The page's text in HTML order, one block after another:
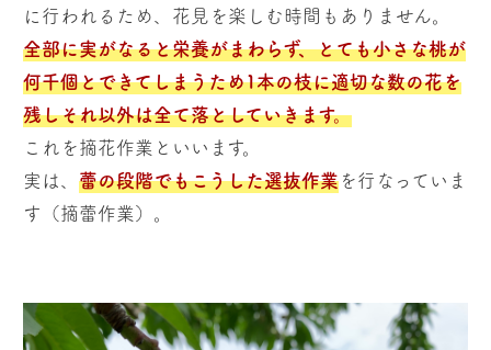
に行われるため、花見を楽しむ時間もありません。
全部に実がなると栄養がまわらず、とても小さな桃が
何千個とできてしまうため1本の枝に適切な数の花を
残しそれ以外は全て落としていきます。
これを摘花作業といいます。
実は、 蕾の段階でもこうした選抜作業を行なっていま
す（摘蕾作業）。